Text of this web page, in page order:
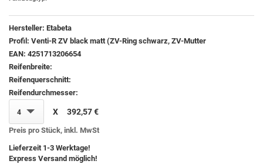
Hersteller: Etabeta
Profil: Venti-R ZV black matt (ZV-Ring schwarz, ZV-Mutter
EAN: 4251713206654
Reifenbreite:
Reifenquerschnitt:
Reifendurchmesser:
4 X 392,57 €
Preis pro Stück, inkl. MwSt
Lieferzeit 1-3 Werktage!
Express Versand möglich!